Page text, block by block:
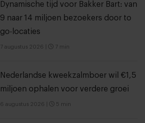
Dynamische tijd voor Bakker Bart: van
9 naar 14 miljoen bezoekers door to
go-locaties
7 augustus 2026 7 min
Nederlandse kweekzalmboer wil €1,5
miljoen ophalen voor verdere groei
6 augustus 2026 5 min